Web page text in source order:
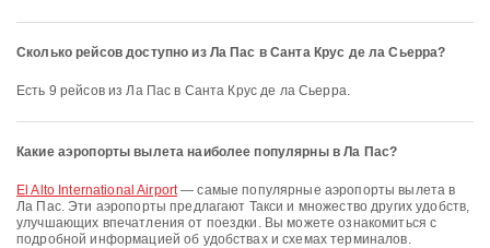
Сколько рейсов доступно из Ла Пас в Санта Крус де ла Сьерра?
Есть 9 рейсов из Ла Пас в Санта Крус де ла Сьерра.
Какие аэропорты вылета наиболее популярны в Ла Пас?
El Alto International Airport— самые популярные аэропорты вылета в
Ла Пас. Эти аэропорты предлагают Такси и множество других удобств,
улучшающих впечатления от поездки. Вы можете ознакомиться с
подробной информацией об удобствах и схемах терминалов.